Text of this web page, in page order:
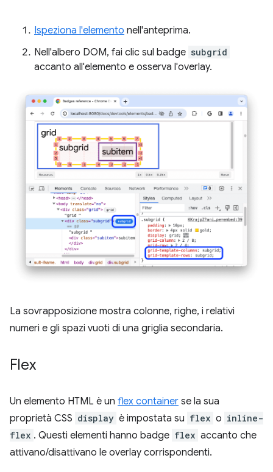
Ispeziona l'elemento nell'anteprima.
Nell'albero DOM, fai clic sul badge subgrid
accanto all'elemento e osserva l'overlay.
La sovrapposizione mostra colonne, righe, i relativi
numeri e gli spazi vuoti di una griglia secondaria.
Flex
Un elemento HTML è un flex container se la sua
proprietà CSS display è impostata su flex o inline-
flex . Questi elementi hanno badge flex accanto che
attivano/disattivano le overlay corrispondenti.